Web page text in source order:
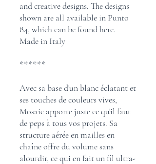
and creative designs. The designs
shown are all available in Punto
84, which can be found here.
Made in Italy
******
Avec sa base d'un blanc éclatant et
ses touches de couleurs vives,
Mosaic apporte juste ce qu'il faut
de peps à tous vos projets. Sa
structure aérée en mailles en
chaîne offre du volume sans
alourdir, ce qui en fait un fil ultra-